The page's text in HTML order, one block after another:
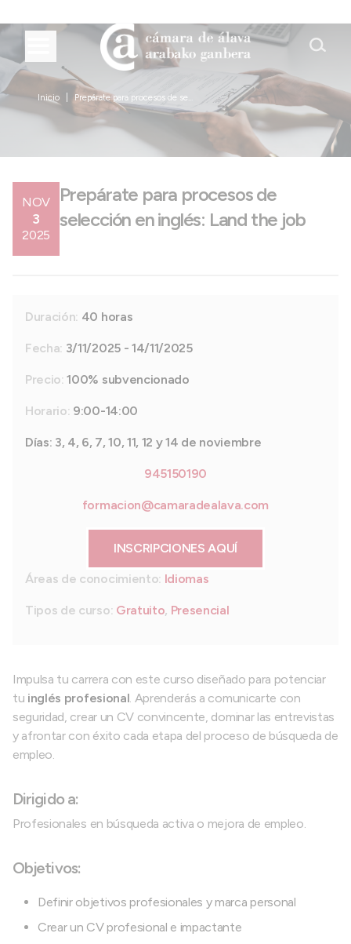
Inicio Prepárate para procesos de se...
NOV
3
2025
Prepárate para procesos de
selección en inglés: Land the job
Duración: 40 horas
Fecha: 3/11/2025 - 14/11/2025
Precio:100% subvencionado
Horario: 9:00-14:00
Días: 3, 4, 6, 7, 10, 11, 12 y 14 de noviembre
945150190
formacion@camaradealava.com
INSCRIPCIONES AQUÍ
Áreas de conocimiento: Idiomas
Tipos de curso: Gratuito, Presencial
Impulsa tu carrera con este curso diseñado para potenciar
tu inglés profesional. Aprenderás a comunicarte con
seguridad, crear un CV convincente, dominar las entrevistas
y afrontar con éxito cada etapa del proceso de búsqueda de
empleo.
Dirigido a:
Profesionales en búsqueda activa o mejora de empleo.
Objetivos:
Definir objetivos profesionales y marca personal
Crear un CV profesional e impactante